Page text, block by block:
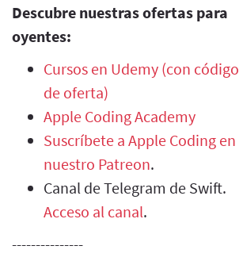
Descubre nuestras ofertas para
oyentes:
Cursos en Udemy (con código
de oferta)
Apple Coding Academy
Suscríbete a Apple Coding en
nuestro Patreon.
Canal de Telegram de Swift.
Acceso al canal.
---------------